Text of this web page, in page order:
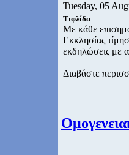
Tuesday, 05
Τιφλίδα
Με κάθε
Εκκλησίας
εκδηλώσεις με
Διαβάστε